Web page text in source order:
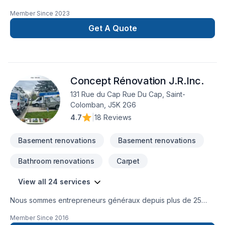
comfort pour votre maison.
Member Since 2023
Get A Quote
Concept Rénovation J.R.Inc.
131 Rue du Cap Rue Du Cap, Saint-
Colomban, J5K 2G6
4.7
18 Reviews
Basement renovations Basement renovations
Bathroom renovations Carpet
View all 24 services
Nous sommes entrepreneurs généraux depuis plus de 25
réputation solide dans le domaine de la rénovation
Member Since 2016